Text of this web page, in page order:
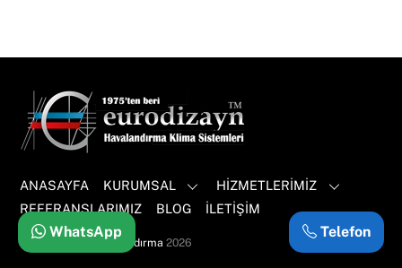
Back
To
Top
ANASAYFA KURUMSAL
HİZMETLERİMİZ
REFERANSLARIMIZ
BLOG İLETİŞİM
©Eurodizayn Havalandırma 2026
Telefon
WhatsApp